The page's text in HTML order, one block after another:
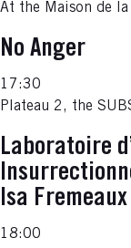
At the Maison de la
No Anger
17:30
Plateau 2, the
Laboratoire
Isa
18:00